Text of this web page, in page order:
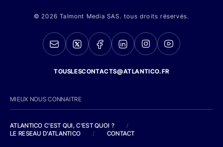
© 2026 Talmont Media SAS. tous droits réservés.
TOUSLESCONTACTS@ATLANTICO.FR
MIEUX NOUS CONNAITRE
ATLANTICO C'EST QUI, C'EST QUOI ?
/
LE RESEAU D'ATLANTICO
/ CONTACT